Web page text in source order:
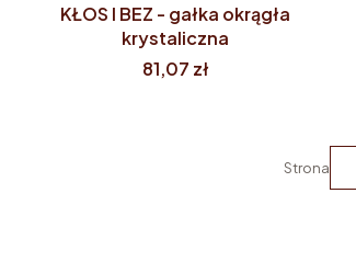
KŁOS I BEZ - gałka okrągła
krystaliczna
Cena
81,07 zł
Strona